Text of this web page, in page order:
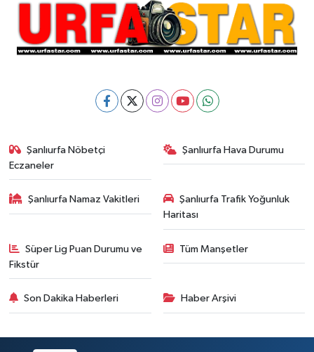
Şanlıurfa Nöbetçi
Eczaneler
Şanlıurfa Hava Durumu
Şanlıurfa Namaz Vakitleri
Şanlıurfa Trafik Yoğunluk
Haritası
Süper Lig Puan Durumu ve
Fikstür
Tüm Manşetler
Son Dakika Haberleri Haber Arşivi